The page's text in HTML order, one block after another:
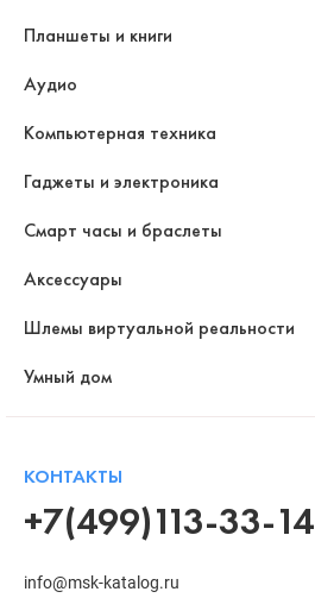
Планшеты и книги
Аудио
Компьютерная техника
Гаджеты и электроника
Смарт часы и браслеты
Аксессуары
Шлемы виртуальной реальности
Умный дом
КОНТАКТЫ
+7(499)113-33-14
info@msk-katalog.ru